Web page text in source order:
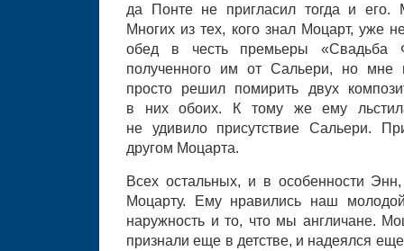
да Понте не пригласил тогда и его.
Многих из тех, кого знал Моцарт, уже
обед в честь премьеры «Свадьба
полученного им от Сальери, но мне
просто решил помирить двух
в них обоих. К тому же ему
не удивило присутствие Сальери.
другом Моцарта.
Всех остальных, и в особенности Энн,
Моцарту. Ему нравились наш
наружность и то, что мы англичане.
признали еще в детстве, и надеялся